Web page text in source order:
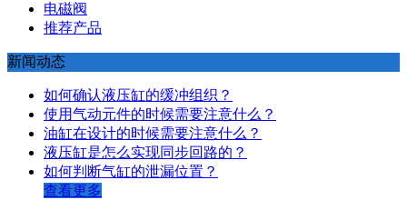
电磁阀
推荐产品
新闻动态
如何确认液压缸的缓冲组织？
使用气动元件的时候需要注意什么？
油缸在设计的时候需要注意什么？
液压缸是怎么实现同步回路的？
如何判断气缸的泄漏位置？
查看更多